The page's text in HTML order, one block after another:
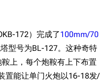
172）完成了100mm/70
型号为BL-127。这种奇特
上，每个炮鞍有上下布置
置能让单门火炮以16-18发/